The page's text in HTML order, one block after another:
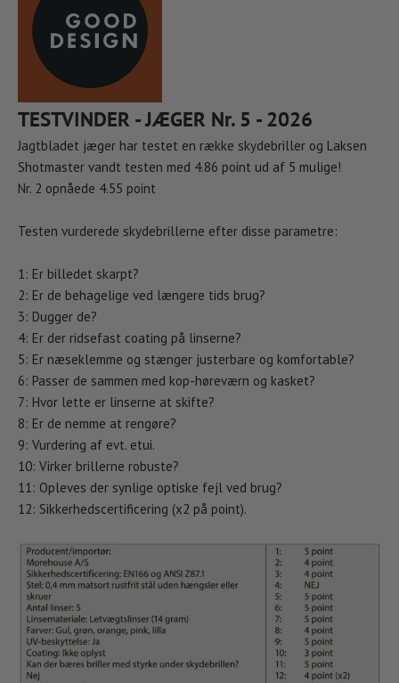
TESTVINDER - JÆGER Nr. 5 - 2026
Jagtbladet jæger har testet en række skydebriller og Laksen
Shotmaster vandt testen med 4.86 point ud af 5 mulige!
Nr. 2 opnåede 4.55 point
Testen vurderede skydebrillerne efter disse parametre:
1: Er billedet skarpt?
2: Er de behagelige ved længere tids brug?
3: Dugger de?
4: Er der ridsefast coating på linserne?
5: Er næseklemme og stænger justerbare og komfortable?
6: Passer de sammen med kop-høreværn og kasket?
7: Hvor lette er linserne at skifte?
8: Er de nemme at rengøre?
9: Vurdering af evt. etui.
10: Virker brillerne robuste?
11: Opleves der synlige optiske fejl ved brug?
12: Sikkerhedscertificering (x2 på point).